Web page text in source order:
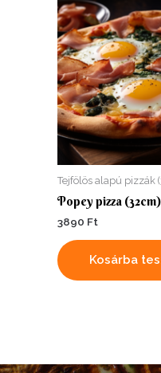
Tejfölös alapú pizzák
Popey pizza (32cm)
3890 Ft
Kosárba